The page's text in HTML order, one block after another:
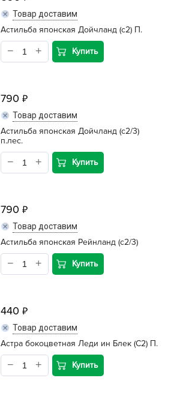
Товар доставим
Астильба японская Дойчланд (с2) П.
Купить
790
Товар доставим
Астильба японская Дойчланд (с2/3)
п.лес.
Купить
790
Товар доставим
Астильба японская Рейнланд (c2/3)
Купить
440
Товар доставим
Астра бокоцветная Леди ин Блек (С2) П.
Купить